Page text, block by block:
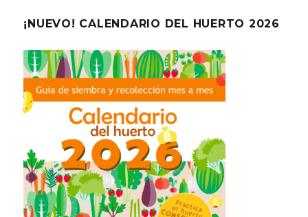
¡NUEVO! CALENDARIO DEL HUERTO 2026